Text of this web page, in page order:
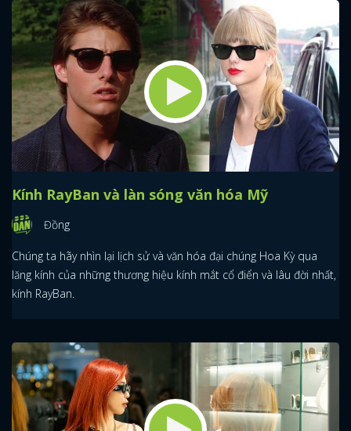
Kính RayBan và làn sóng văn hóa Mỹ
Đồng
Chúng ta hãy nhìn lại lịch sử và văn hóa đại chúng Hoa Kỳ qua
lăng kính của những thương hiệu kính mắt cổ điển và lâu đời nhất,
kính RayBan.